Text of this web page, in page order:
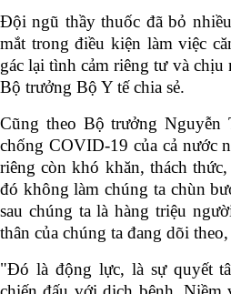
Đội ngũ thầy thuốc đã bỏ
mắt trong điều kiện làm việc
gác lại tình cảm riêng tư và
Bộ trưởng Bộ Y tế chia sẻ.
Cũng theo Bộ trưởng Nguyễn
chống COVID-19 của cả nước
riêng còn khó khăn, thách
đó không làm chúng ta chùn
sau chúng ta là hàng triệu
thân của chúng ta đang dõi
"Đó là động lực, là sự quyết